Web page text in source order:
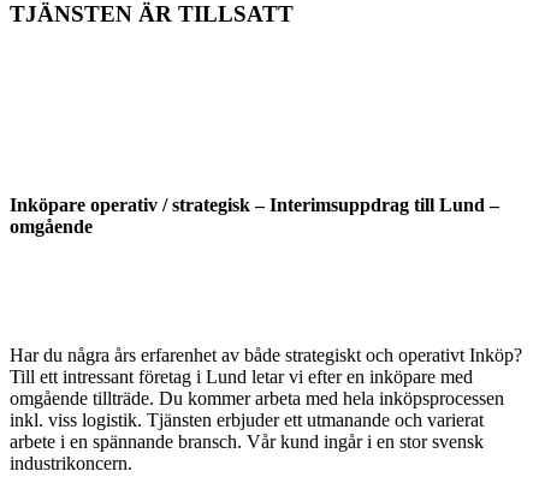
TJÄNSTEN ÄR TILLSATT
Inköpare operativ / strategisk – Interimsuppdrag till Lund –
omgående
Har du några års erfarenhet av både strategiskt och operativt Inköp?
Till ett intressant företag i Lund letar vi efter en inköpare med
omgående tillträde. Du kommer arbeta med hela inköpsprocessen
inkl. viss logistik. Tjänsten erbjuder ett utmanande och varierat
arbete i en spännande bransch. Vår kund ingår i en stor svensk
industrikoncern.